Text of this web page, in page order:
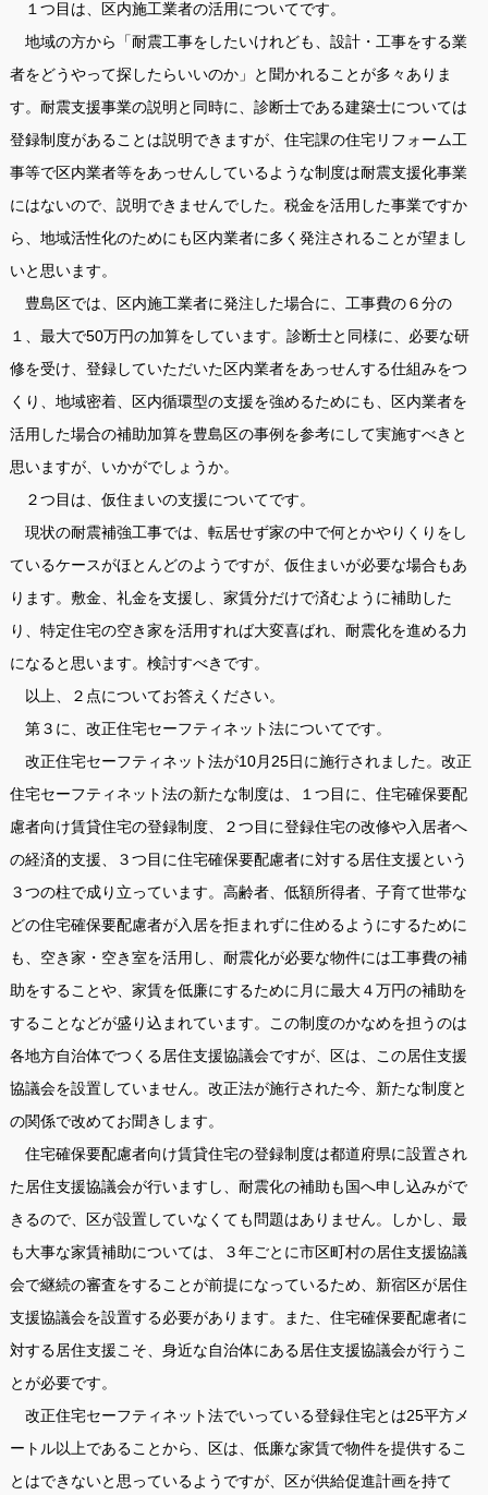
１つ目は、区内施工業者の活用についてです。
地域の方から「耐震工事をしたいけれども、設計・工事をする業
者をどうやって探したらいいのか」と聞かれることが多々ありま
す。耐震支援事業の説明と同時に、診断士である建築士については
登録制度があることは説明できますが、住宅課の住宅リフォーム工
事等で区内業者等をあっせんしているような制度は耐震支援化事業
にはないので、説明できませんでした。税金を活用した事業ですか
ら、地域活性化のためにも区内業者に多く発注されることが望まし
いと思います。
豊島区では、区内施工業者に発注した場合に、工事費の６分の
１、最大で50万円の加算をしています。診断士と同様に、必要な研
修を受け、登録していただいた区内業者をあっせんする仕組みをつ
くり、地域密着、区内循環型の支援を強めるためにも、区内業者を
活用した場合の補助加算を豊島区の事例を参考にして実施すべきと
思いますが、いかがでしょうか。
２つ目は、仮住まいの支援についてです。
現状の耐震補強工事では、転居せず家の中で何とかやりくりをし
ているケースがほとんどのようですが、仮住まいが必要な場合もあ
ります。敷金、礼金を支援し、家賃分だけで済むように補助した
り、特定住宅の空き家を活用すれば大変喜ばれ、耐震化を進める力
になると思います。検討すべきです。
以上、２点についてお答えください。
第３に、改正住宅セーフティネット法についてです。
改正住宅セーフティネット法が10月25日に施行されました。改正
住宅セーフティネット法の新たな制度は、１つ目に、住宅確保要配
慮者向け賃貸住宅の登録制度、２つ目に登録住宅の改修や入居者へ
の経済的支援、３つ目に住宅確保要配慮者に対する居住支援という
３つの柱で成り立っています。高齢者、低額所得者、子育て世帯な
どの住宅確保要配慮者が入居を拒まれずに住めるようにするために
も、空き家・空き室を活用し、耐震化が必要な物件には工事費の補
助をすることや、家賃を低廉にするために月に最大４万円の補助を
することなどが盛り込まれています。この制度のかなめを担うのは
各地方自治体でつくる居住支援協議会ですが、区は、この居住支援
協議会を設置していません。改正法が施行された今、新たな制度と
の関係で改めてお聞きします。
住宅確保要配慮者向け賃貸住宅の登録制度は都道府県に設置され
た居住支援協議会が行いますし、耐震化の補助も国へ申し込みがで
きるので、区が設置していなくても問題はありません。しかし、最
も大事な家賃補助については、３年ごとに市区町村の居住支援協議
会で継続の審査をすることが前提になっているため、新宿区が居住
支援協議会を設置する必要があります。また、住宅確保要配慮者に
対する居住支援こそ、身近な自治体にある居住支援協議会が行うこ
とが必要です。
改正住宅セーフティネット法でいっている登録住宅とは25平方メ
ートル以上であることから、区は、低廉な家賃で物件を提供するこ
とはできないと思っているようですが、区が供給促進計画を持て